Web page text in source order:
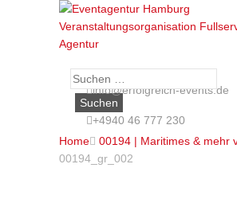
Suche
nach:info@erfolgreich-events.de
+4940 46 777 230
Home 00194 | Maritimes & mehr
00194_gr_002